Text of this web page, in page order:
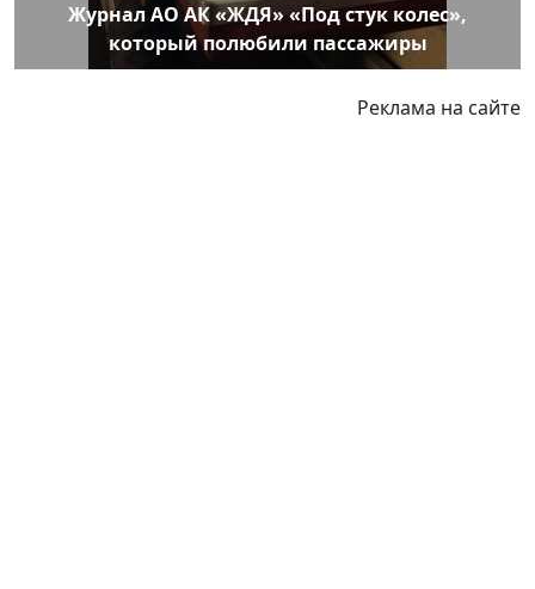
Журнал АО АК «ЖДЯ» «Под стук колес»,
который полюбили пассажиры
Реклама на сайте